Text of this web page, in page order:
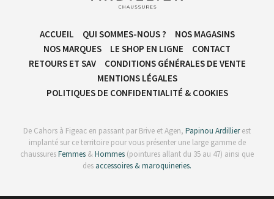
ACCUEIL QUI SOMMES-NOUS ?
NOS MAGASINS
NOS MARQUES
LE SHOP EN LIGNE
CONTACT
RETOURS ET SAV
CONDITIONS GÉNÉRALES DE VENTE​
MENTIONS LÉGALES
POLITIQUES DE CONFIDENTIALITÉ & COOKIES
De Cahors à Figeac en passant par Brive et Agen, Papinou Ardillierest
implanté sur ce territoire pour vous présenter une large gamme de
chaussuresFemmes &Hommes (pointures allant du 35 au 47) ainsi que
des accessoires & maroquineries.